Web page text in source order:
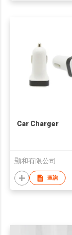
Car Charger
顯和有限公司
查詢